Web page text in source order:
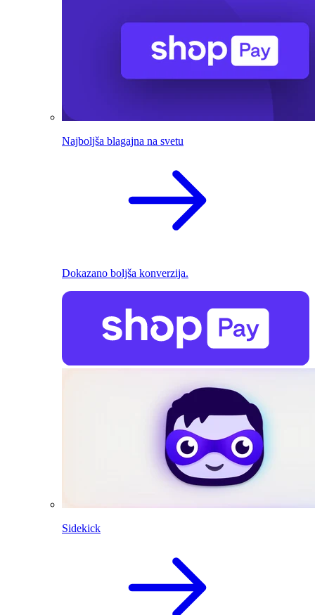
Najboljša blagajna na svetu
Dokazano boljša konverzija.
Sidekick